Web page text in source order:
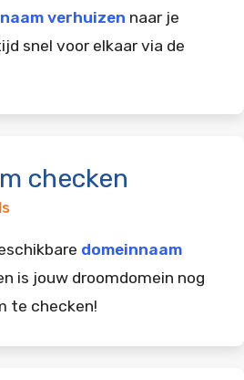
verhuizen naar je
snel voor elkaar via de
checken
domeinnaam
is jouw droomdomein nog
te checken!